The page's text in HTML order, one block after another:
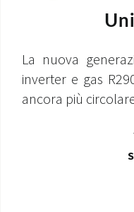
La nuova
inverter e gas
ancora più